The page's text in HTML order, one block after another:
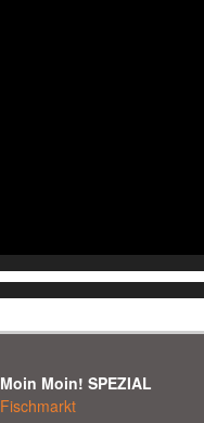
Moin Moin! SPEZIAL
Fischmarkt